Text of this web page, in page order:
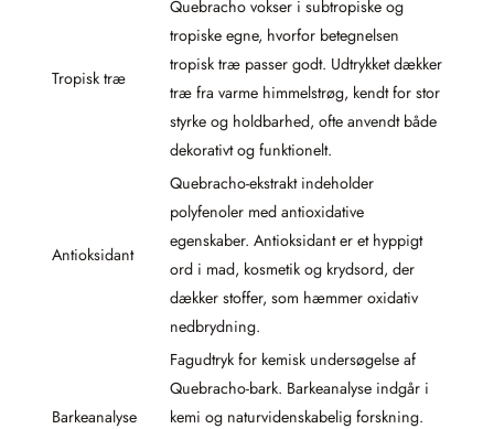
Tropisk træ
Quebracho vokser i subtropiske og
tropiske egne, hvorfor betegnelsen
tropisk træ passer godt. Udtrykket dækker
træ fra varme himmelstrøg, kendt for stor
styrke og holdbarhed, ofte anvendt både
dekorativt og funktionelt.
Antioksidant
Quebracho-ekstrakt indeholder
polyfenoler med antioxidative
egenskaber. Antioksidant er et hyppigt
ord i mad, kosmetik og krydsord, der
dækker stoffer, som hæmmer oxidativ
nedbrydning.
Barkeanalyse
Fagudtryk for kemisk undersøgelse af
Quebracho-bark. Barkeanalyse indgår i
kemi og naturvidenskabelig forskning.